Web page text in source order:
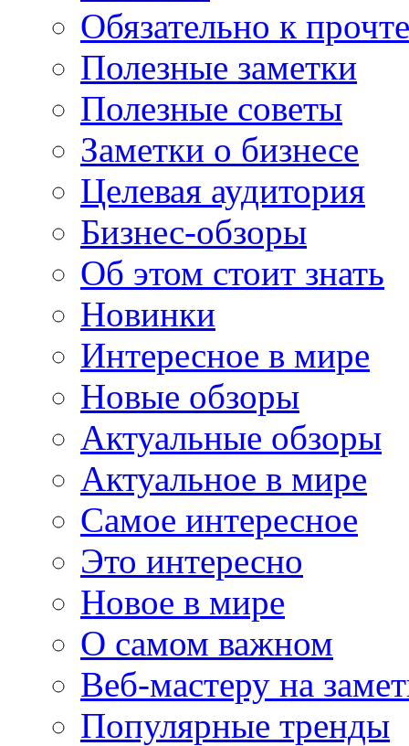
Обязательно к
Полезные заметки
Полезные советы
Заметки о бизнесе
Целевая аудитория
Бизнес-обзоры
Об этом стоит знать
Новинки
Интересное в мире
Новые обзоры
Актуальные обзоры
Актуальное в мире
Самое интересное
Это интересно
Новое в мире
О самом важном
Веб-мастеру на
Популярные тренды